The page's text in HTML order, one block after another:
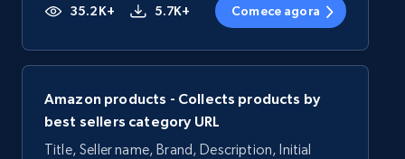
35.2K+ 5.7K+ Comece agora
Amazon products - Collects products by
best sellers category URL
Title, Seller name, Brand, Description, Initial